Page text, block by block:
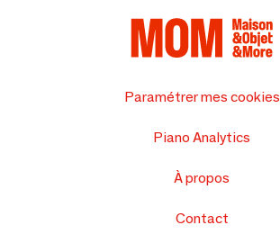
Paramétrer mes cookies
Piano Analytics
À propos
Contact